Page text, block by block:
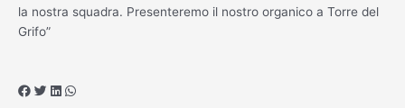
la nostra squadra. Presenteremo il nostro organico a Torre del
Grifo”